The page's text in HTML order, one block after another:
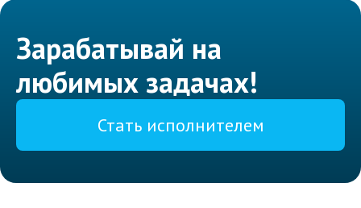
Зарабатывай на
любимых задачах!
Стать исполнителем